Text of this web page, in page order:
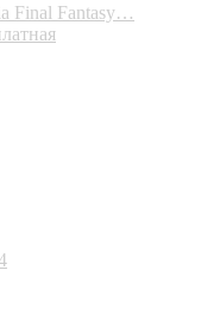
Final Fantasy…